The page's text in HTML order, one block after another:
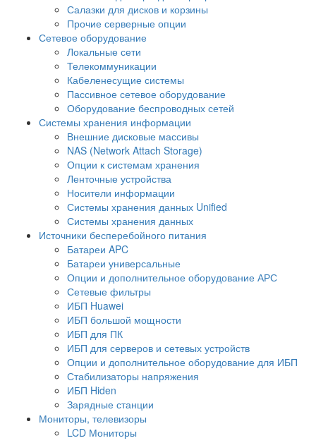
Салазки для дисков и корзины
Прочие серверные опции
Сетевое оборудование
Локальные сети
Телекоммуникации
Кабеленесущие системы
Пассивное сетевое оборудование
Оборудование беспроводных сетей
Системы хранения информации
Внешние дисковые массивы
NAS (Network Attach Storage)
Опции к системам хранения
Ленточные устройства
Носители информации
Системы хранения данных Unified
Системы хранения данных
Источники бесперебойного питания
Батареи APC
Батареи универсальные
Опции и дополнительное оборудование АРС
Сетевые фильтры
ИБП Huawei
ИБП большой мощности
ИБП для ПК
ИБП для серверов и сетевых устройств
Опции и дополнительное оборудование для ИБП
Стабилизаторы напряжения
ИБП Hiden
Зарядные станции
Мониторы, телевизоры
LCD Мониторы